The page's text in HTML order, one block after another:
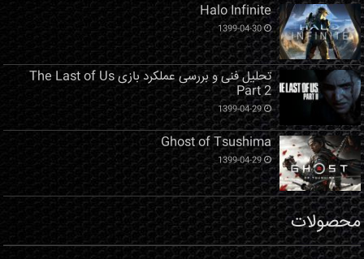
Halo Infinite
1399-04-30
تحلیل فنی و بررسی عملکرد بازی The Last of Us
Part 2
1399-04-29
Ghost of Tsushima
1399-04-29
محصولات